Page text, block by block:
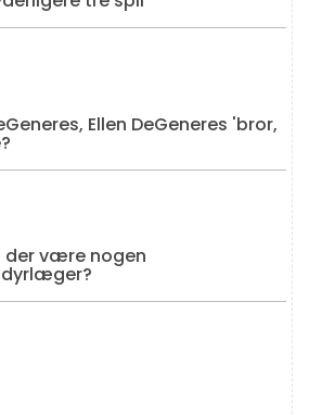
Ellen DeGeneres 'bror,
der være nogen